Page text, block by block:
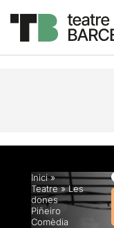
Descripció
Inici»
Teatre»Les
dones
Piñeiro
Comèdia